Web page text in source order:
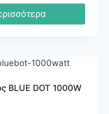
BLUE DOT 1000W